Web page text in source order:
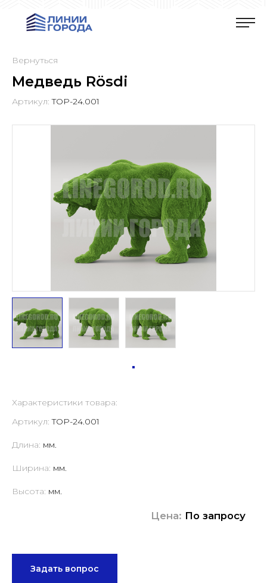
Вернуться
Медведь Rösdi
Артикул: TOP-24.001
Характеристики товара:
Артикул:TOP-24.001
Длина: мм.
Ширина: мм.
Высота: мм.
Цена: По запросу
Задать вопрос